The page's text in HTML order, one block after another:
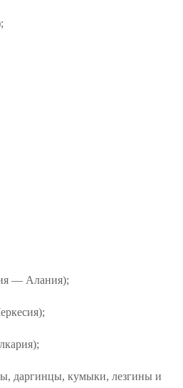
— Алания);
даргинцы, кумыки, лезгины и